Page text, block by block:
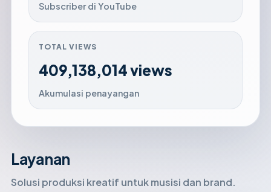
Subscriber di YouTube
TOTAL VIEWS
409,138,014 views
Akumulasi penayangan
Layanan
Solusi produksi kreatif untuk musisi dan brand.